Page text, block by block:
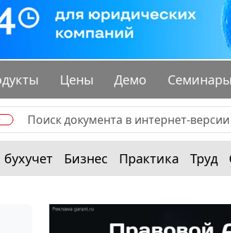
Цены Демо Семинары
Бизнес Практика Труд